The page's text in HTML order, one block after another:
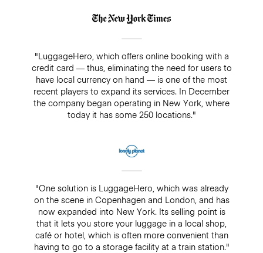
"LuggageHero, which offers online booking with a
credit card — thus, eliminating the need for users to
have local currency on hand — is one of the most
recent players to expand its services. In December
the company began operating in New York, where
today it has some 250 locations."
"One solution is LuggageHero, which was already
on the scene in Copenhagen and London, and has
now expanded into New York. Its selling point is
that it lets you store your luggage in a local shop,
café or hotel, which is often more convenient than
having to go to a storage facility at a train station."